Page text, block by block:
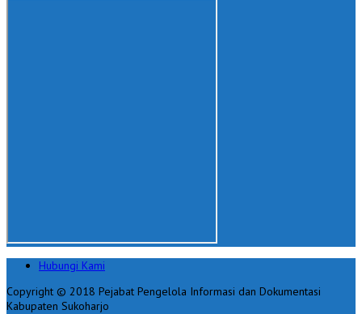
Hubungi Kami
Copyright © 2018 Pejabat Pengelola Informasi dan Dokumentasi
Kabupaten Sukoharjo